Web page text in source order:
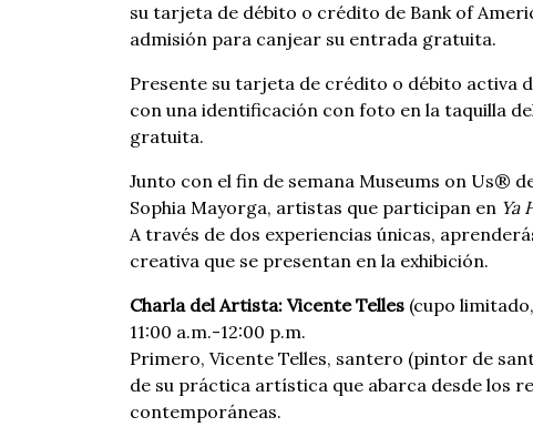
su tarjeta de débito o crédito de Bank of
admisión para canjear su entrada gratuita.
Presente su tarjeta de crédito o débito activa
con una identificación con foto en la taquilla
gratuita.
Junto con el fin de semana Museums on Us®
Sophia Mayorga, artistas que participan en Ya
A través de dos experiencias únicas,
creativa que se presentan en la exhibición.
Charla del Artista: Vicente Telles (cupo
11:00 a.m.-12:00 p.m.
Primero, Vicente Telles, santero (pintor de
de su práctica artística que abarca desde los
contemporáneas.